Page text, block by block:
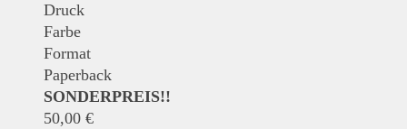
Druck
Farbe
Format
Paperback
SONDERPREIS!!
50,00 €